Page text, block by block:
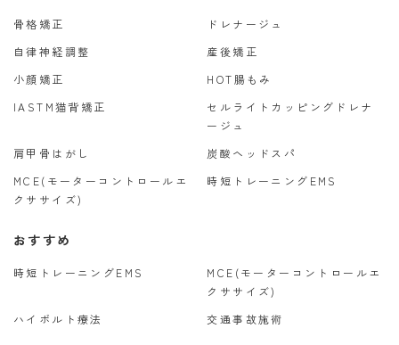
骨格矯正
ドレナージュ
自律神経調整
産後矯正
小顔矯正
HOT腸もみ
IASTM猫背矯正
セルライトカッピングドレナ
ージュ
肩甲骨はがし
炭酸ヘッドスパ
MCE(モーターコントロールエ
クササイズ)
時短トレーニングEMS
おすすめ
時短トレーニングEMS
MCE(モーターコントロールエ
クササイズ)
ハイボルト療法
交通事故施術